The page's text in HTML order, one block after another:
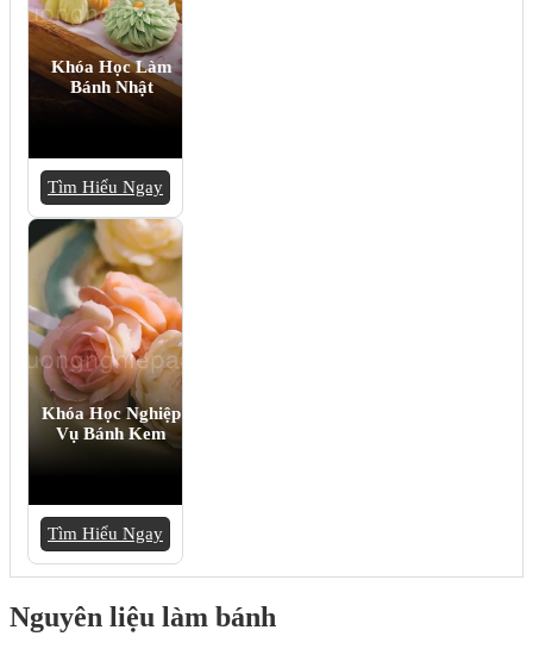
Khóa Học Làm
Bánh Nhật
Tìm Hiểu Ngay
Khóa Học Nghiệp
Vụ Bánh Kem
Tìm Hiểu Ngay
Nguyên liệu làm bánh